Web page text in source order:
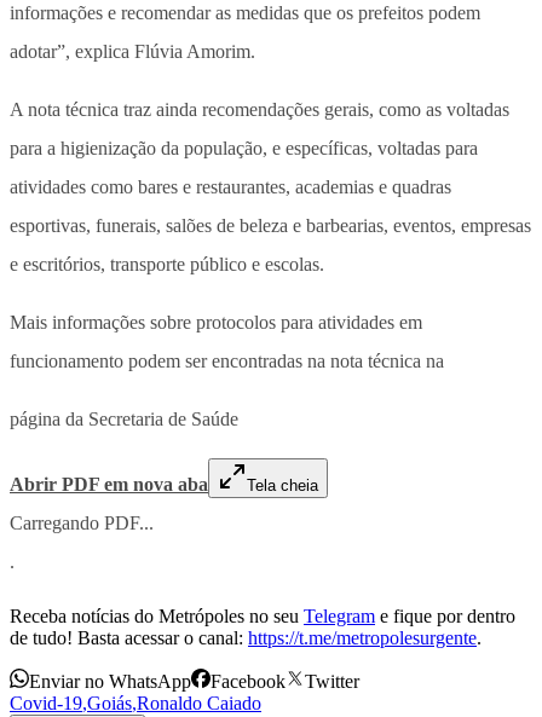
informações e recomendar as medidas que os prefeitos podem
adotar”, explica Flúvia Amorim.
A nota técnica traz ainda recomendações gerais, como as voltadas
para a higienização da população, e específicas, voltadas para
atividades como bares e restaurantes, academias e quadras
esportivas, funerais, salões de beleza e barbearias, eventos, empresas
e escritórios, transporte público e escolas.
Mais informações sobre protocolos para atividades em
funcionamento podem ser encontradas na nota técnica na
página da Secretaria de Saúde
Abrir PDF em nova aba Tela cheia
Carregando PDF...
.
Receba notícias do Metrópoles no seu Telegram e fique por dentro
de tudo! Basta acessar o canal: https://t.me/metropolesurgente.
Enviar no WhatsApp Facebook
Twitter
Covid-19,Goiás,Ronaldo Caiado